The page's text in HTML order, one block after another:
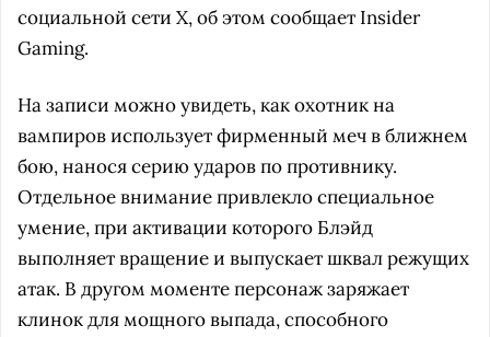
социальной сети X, об этом сообщает Insider
Gaming.
На записи можно увидеть, как охотник на
вампиров использует фирменный меч в ближнем
бою, нанося серию ударов по противнику.
Отдельное внимание привлекло специальное
умение, при активации которого Блэйд
выполняет вращение и выпускает шквал режущих
атак. В другом моменте персонаж заряжает
клинок для мощного выпада, способного